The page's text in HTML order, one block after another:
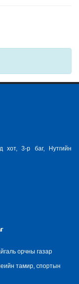
хот, 3-р баг, Нутгийн
орчны газар
тамир, спортын